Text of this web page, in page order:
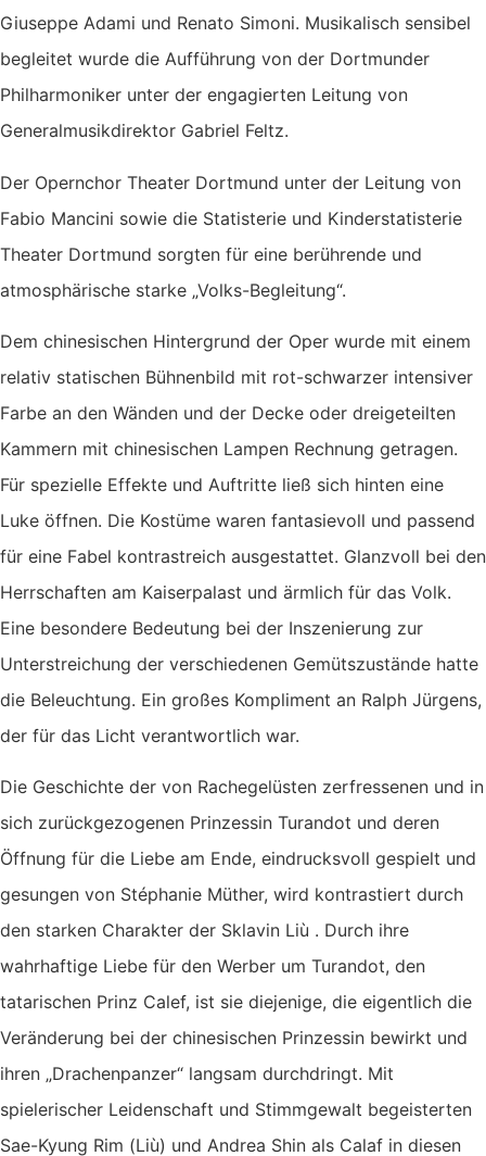
Giuseppe Adami und Renato Simoni. Musikalisch sensibel
begleitet wurde die Aufführung von der Dortmunder
Philharmoniker unter der engagierten Leitung von
Generalmusikdirektor Gabriel Feltz.
Der Opernchor Theater Dortmund unter der Leitung von
Fabio Mancini sowie die Statisterie und Kinderstatisterie
Theater Dortmund sorgten für eine berührende und
atmosphärische starke „Volks-Begleitung“.
Dem chinesischen Hintergrund der Oper wurde mit einem
relativ statischen Bühnenbild mit rot-schwarzer intensiver
Farbe an den Wänden und der Decke oder dreigeteilten
Kammern mit chinesischen Lampen Rechnung getragen.
Für spezielle Effekte und Auftritte ließ sich hinten eine
Luke öffnen. Die Kostüme waren fantasievoll und passend
für eine Fabel kontrastreich ausgestattet. Glanzvoll bei den
Herrschaften am Kaiserpalast und ärmlich für das Volk.
Eine besondere Bedeutung bei der Inszenierung zur
Unterstreichung der verschiedenen Gemütszustände hatte
die Beleuchtung. Ein großes Kompliment an Ralph Jürgens,
der für das Licht verantwortlich war.
Die Geschichte der von Rachegelüsten zerfressenen und in
sich zurückgezogenen Prinzessin Turandot und deren
Öffnung für die Liebe am Ende, eindrucksvoll gespielt und
gesungen von Stéphanie Müther, wird kontrastiert durch
den starken Charakter der Sklavin Liù . Durch ihre
wahrhaftige Liebe für den Werber um Turandot, den
tatarischen Prinz Calef, ist sie diejenige, die eigentlich die
Veränderung bei der chinesischen Prinzessin bewirkt und
ihren „Drachenpanzer“ langsam durchdringt. Mit
spielerischer Leidenschaft und Stimmgewalt begeisterten
Sae-Kyung Rim (Liù) und Andrea Shin als Calaf in diesen